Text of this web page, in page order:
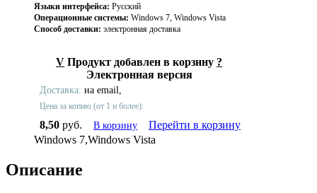
Языки интерфейса: Русский
Операционные системы: Windows 7, Windows Vista
Способ доставки: электронная доставка
V Продукт добавлен в корзину ?
Электронная версия
Доставка: на email,
Цена за копию (от 1 и более):
8,50 руб. В корзину
Перейти в корзину
Windows 7,Windows Vista
Описание